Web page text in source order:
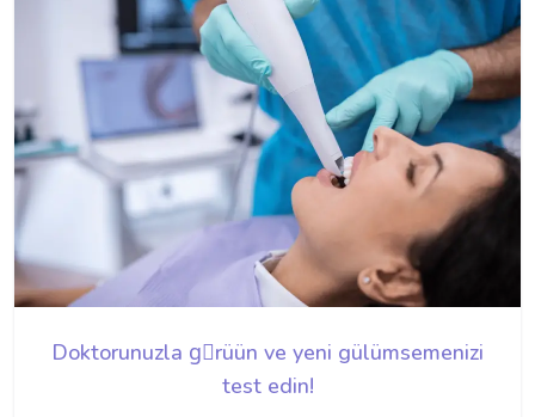
Doktorunuzla gِrü‏ün ve yeni gülümsemenizi
test edin!